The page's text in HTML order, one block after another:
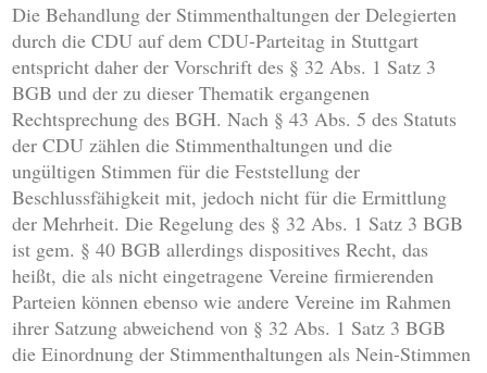
Die Behandlung der Stimmenthaltungen der Delegierten
durch die CDU auf dem CDU-Parteitag in Stuttgart
entspricht daher der Vorschrift des § 32 Abs. 1 Satz 3
BGB und der zu dieser Thematik ergangenen
Rechtsprechung des BGH. Nach § 43 Abs. 5 des Statuts
der CDU zählen die Stimmenthaltungen und die
ungültigen Stimmen für die Feststellung der
Beschlussfähigkeit mit, jedoch nicht für die Ermittlung
der Mehrheit. Die Regelung des § 32 Abs. 1 Satz 3 BGB
ist gem. § 40 BGB allerdings dispositives Recht, das
heißt, die als nicht eingetragene Vereine firmierenden
Parteien können ebenso wie andere Vereine im Rahmen
ihrer Satzung abweichend von § 32 Abs. 1 Satz 3 BGB
die Einordnung der Stimmenthaltungen als Nein-Stimmen